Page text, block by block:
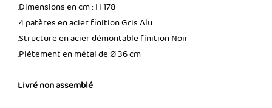
.Dimensions en cm : H 178
.4 patères en acier finition Gris Alu
.Structure en acier démontable finition Noir
.Piétement en métal de Ø 36 cm
Livré non assemblé